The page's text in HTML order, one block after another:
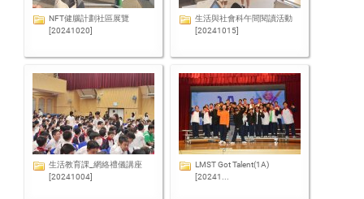
NFT健腦計劃社區展覽
[20241020]
生活與社會科午間閱讀活動
[20241015]
生活教育課_網絡禮儀講座
[20241004]
LMST Got Talent(1A)
[20241...